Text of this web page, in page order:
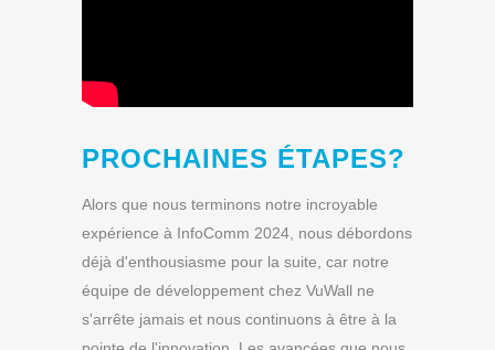
PROCHAINES ÉTAPES?
Alors que nous terminons notre incroyable
expérience à InfoComm 2024, nous débordons
déjà d'enthousiasme pour la suite, car notre
équipe de développement chez VuWall ne
s'arrête jamais et nous continuons à être à la